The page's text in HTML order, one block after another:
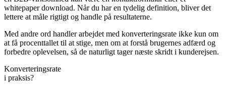
whitepaper download. Når du har en tydelig definition, bliver det
lettere at måle rigtigt og handle på resultaterne.
Med andre ord handler arbejdet med konverteringsrate ikke kun om
at få procenttallet til at stige, men om at forstå brugernes adfærd og
forbedre oplevelsen, så de naturligt tager næste skridt i kunderejsen.
Konverteringsrate
i praksis?